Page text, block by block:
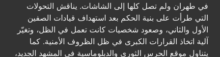
في طهران ولم تصل كلها إلى الشاشات. يناقش التحولات
التي طرأت على بنية الحكم بعد استهداف قيادات الصفين
الأول والثاني، وصعود شخصيات كانت تعمل في الظل، وتغيّر
آلية اتخاذ القرارات الكبرى في ظل الظروف الأمنية. كما
يتناول موقع الحرس الثوري والدبلوماسية في المشهد الجديد،